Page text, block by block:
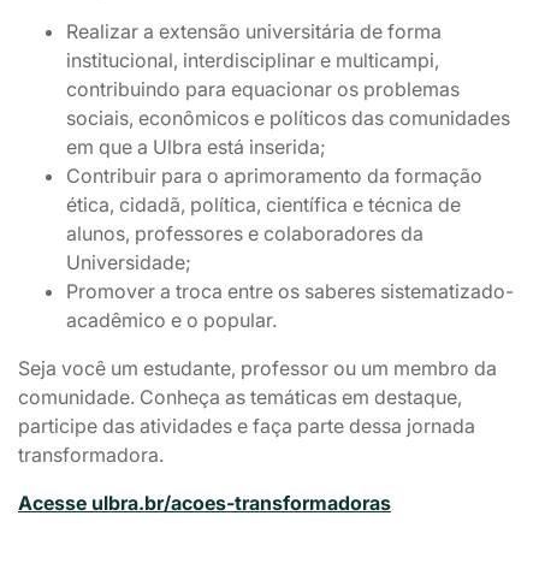
Realizar a extensão universitária de forma
institucional, interdisciplinar e multicampi,
contribuindo para equacionar os problemas
sociais, econômicos e políticos das comunidades
em que a Ulbra está inserida;
Contribuir para o aprimoramento da formação
ética, cidadã, política, científica e técnica de
alunos, professores e colaboradores da
Universidade;
Promover a troca entre os saberes sistematizado-
acadêmico e o popular.
Seja você um estudante, professor ou um membro da
comunidade. Conheça as temáticas em destaque,
participe das atividades e faça parte dessa jornada
transformadora.
Acesse ulbra.br/acoes-transformadoras